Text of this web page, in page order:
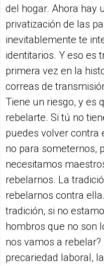
del hogar. Ahora hay
privatización de las
inevitablemente te
identitarios. Y eso es
primera vez en la
correas de
Tiene un riesgo, y es
rebelarte. Si tú no
puedes volver contra
no para someternos,
necesitamos
rebelarnos. La
rebelarnos contra
tradición, si no
hombros que no son
nos vamos a rebelar?
precariedad laboral,